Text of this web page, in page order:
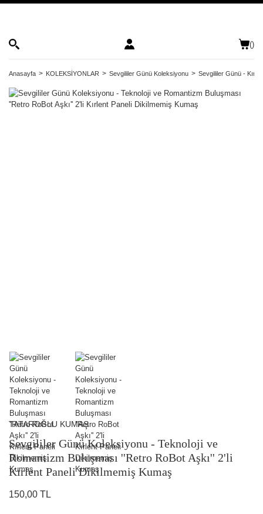
()
Anasayfa KOLEKSİYONLAR Sevgililer Günü Koleksiyonu Sevgililer Günü -
TATAROĞLU KUMAŞ
Sevgililer Günü Koleksiyonu - Teknoloji ve
Romantizm Buluşması ''Retro RoBot Aşkı'' 2'li
Kırlent Paneli Dikilmemiş Kumaş
150,00 TL